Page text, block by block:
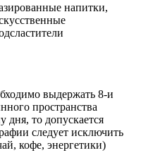
напитки,
выдержать 8-и
пространства
дня, то допускается
следует исключить
кофе, энергетики)